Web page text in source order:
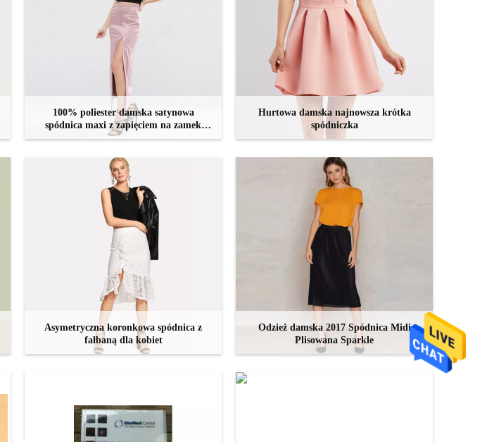
100% poliester damska satynowa
spódnica maxi z zapięciem na zamek
błyskawiczny
Hurtowa damska najnowsza krótka
spódniczka
Asymetryczna koronkowa spódnica z
falbaną dla kobiet
Odzież damska 2017 Spódnica Midi
Plisowana Sparkle